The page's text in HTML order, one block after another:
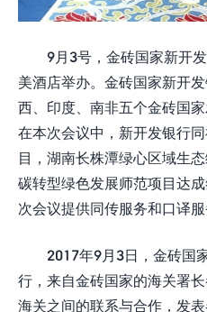
9月3号，金砖国家新开
美酒店举办。金砖国家新开
西、印度、南非五个金砖国
在本次会议中，新开发银行
目，湖南长株潭绿心区域生
碳转型绿色发展师范项目达
次会议提供同传服务和口译服
2017年9月3日，金砖国
行，来自金砖国家的海关署
海关之间的联系与合作，发